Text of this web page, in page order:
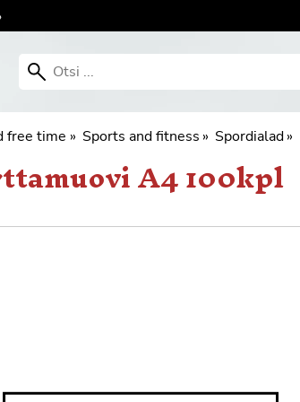
free time ‪» Sports and fitness ‪» Spordialad‪»
A4 100kpl